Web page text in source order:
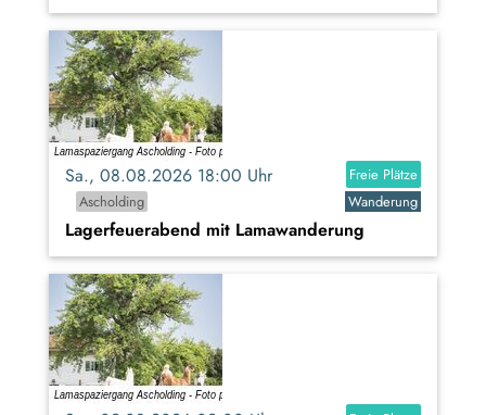
Sa., 08.08.2026 18:00 Uhr
Freie Plätze
Ascholding
Wanderung
Lagerfeuerabend mit Lamawanderung